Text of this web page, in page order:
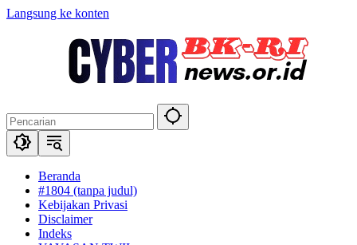
Langsung ke konten
Beranda
#1804 (tanpa judul)
Kebijakan Privasi
Disclaimer
Indeks